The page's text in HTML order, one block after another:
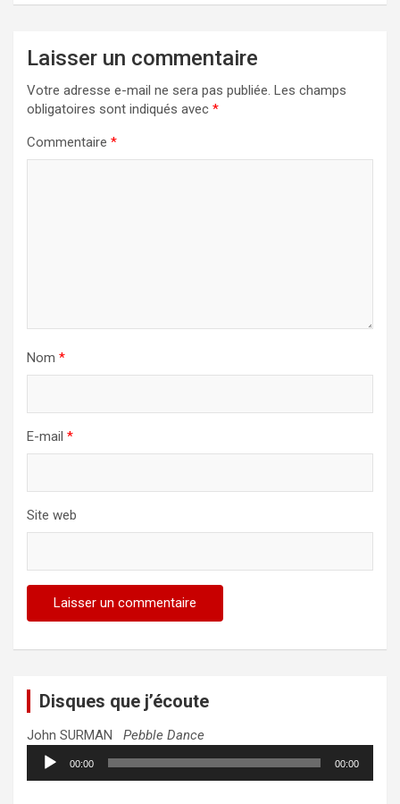
Laisser un commentaire
Votre adresse e-mail ne sera pas publiée. Les champs
obligatoires sont indiqués avec *
Commentaire *
Nom *
E-mail *
Site web
Disques que j’écoute
John SURMAN Pebble Dance
Lecteur
audio
00:00 00:00